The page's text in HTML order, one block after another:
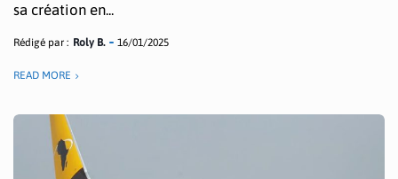
sa création en...
Rédigé par : Roly B. 16/01/2025
READ MORE